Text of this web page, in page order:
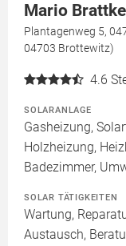
Mario
Plantagenweg 5,
04703 Brottewitz)
4.6
SOLARANLAGE
Gasheizung,
Holzheizung,
Badezimmer,
SOLAR TÄTIGKEITEN
Wartung,
Austausch,